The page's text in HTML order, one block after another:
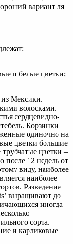
вариант ля
и белые цветки;
Мексики.
волосками.
сердцевидно-
Корзинки
одиночно на
цветки большие
цветки –
после 12 недель от
виду, наиболее
наиболее
Разведение
выращивают до
иногда
сорта.
и карликовые